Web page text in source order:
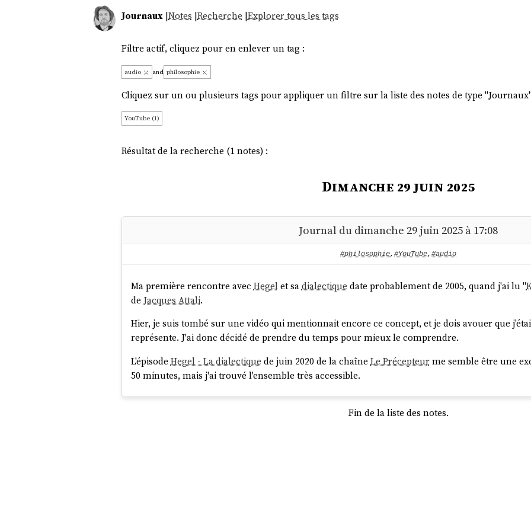
Journaux|Notes |Recherche |Explorer tous les tags
Filtre actif, cliquez pour en enlever un tag :
audio and philosophie
Cliquez sur un ou plusieurs tags pour appliquer un filtre sur la liste des notes de type
YouTube (1)
Résultat de la recherche (1 notes) :
Dimanche 29 juin 2025
Journal du dimanche 29 juin 2025 à 17:08
#philosophie, #YouTube, #audio
Ma première rencontre avec Hegelet sadialectique date probablement de 2005, quand j'ai lu "
de Jacques Attali.
Hier, je suis tombé sur une vidéo qui mentionnait encore ce concept, et je dois avouer que
représente. J'ai donc décidé de prendre du temps pour mieux le comprendre.
L'épisode Hegel - La dialectique de juin 2020 de la chaîne Le Précepteurme semble être une
50 minutes, mais j'ai trouvé l'ensemble très accessible.
Fin de la liste des notes.